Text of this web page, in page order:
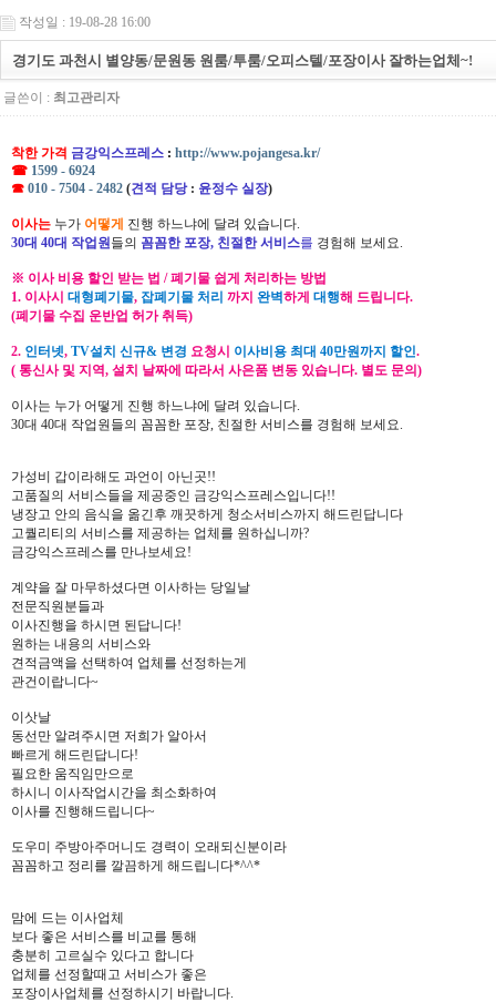
작성일 : 19-08-28 16:00
경기도 과천시 별양동/문원동 원룸/투룸/오피스텔/포장이사 잘하는업체~!
글쓴이 : 최고관리자
착한 가격 금강익스프레스 : http://www.pojangesa.kr/
☎ 1599 - 6924
☎ 010 - 7504 - 2482 (견적 담당 : 윤정수 실장)
이사는 누가 어떻게 진행 하느냐에 달려 있습니다.
30대 40대 작업원들의 꼼꼼한 포장, 친절한 서비스를 경험해 보세요.
※ 이사 비용 할인 받는 법 / 폐기물 쉽게 처리하는 방법
1. 이사시 대형폐기물, 잡폐기물 처리 까지 완벽하게 대행해 드립니다.
(폐기물 수집 운반업 허가 취득)
2. 인터넷, TV설치 신규& 변경 요청시 이사비용 최대 40만원까지 할인.
( 통신사 및 지역, 설치 날짜에 따라서 사은품 변동 있습니다. 별도 문의)
이사는 누가 어떻게 진행 하느냐에 달려 있습니다.
​30대 40대 작업원들의 꼼꼼한 포장, 친절한 서비스를 경험해 보세요.
가성비 갑이라해도 과언이 아닌곳!!
고품질의 서비스들을 제공중인 금강익스프레스입니다!!
냉장고 안의 음식을 옮긴후 깨끗하게 청소서비스까지 해드린답니다
고퀄리티의 서비스를 제공하는 업체를 원하십니까?
금강익스프레스를 만나보세요!
계약을 잘 마무하셨다면 이사하는 당일날
전문직원분들과
이사진행을 하시면 된답니다!
원하는 내용의 서비스와
견적금액을 선택하여 업체를 선정하는게
관건이랍니다~
이삿날
동선만 알려주시면 저희가 알아서
빠르게 해드린답니다!
필요한 움직임만으로
하시니 이사작업시간을 최소화하여
이사를 진행해드립니다~
도우미 주방아주머니도 경력이 오래되신분이라
꼼꼼하고 정리를 깔끔하게 해드립니다*^^*
맘에 드는 이사업체
보다 좋은 서비스를 비교를 통해
충분히 고르실수 있다고 합니다
업체를 선정할때고 서비스가 좋은
포장이사업체를 선정하시기 바랍니다.